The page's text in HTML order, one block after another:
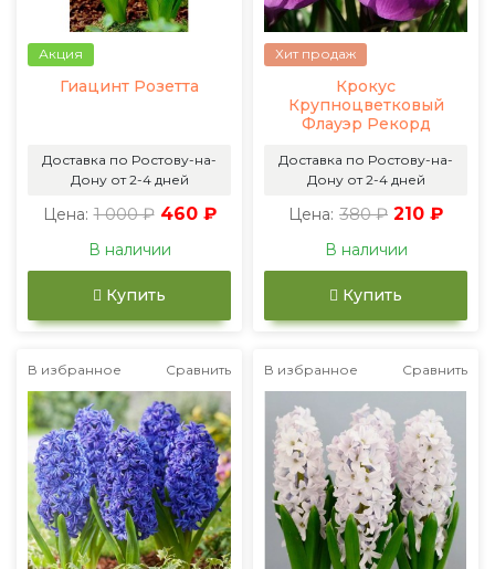
Акция
Гиацинт Розетта
Доставка по Ростову-на-
Дону от 2-4 дней
Цена: 1 000 ₽ 460 ₽
В наличии
Купить
Хит продаж
Крокус
Крупноцветковый
Флауэр Рекорд
Доставка по Ростову-на-
Дону от 2-4 дней
Цена: 380 ₽ 210 ₽
В наличии
Купить
В избранное Сравнить В избранное Сравнить